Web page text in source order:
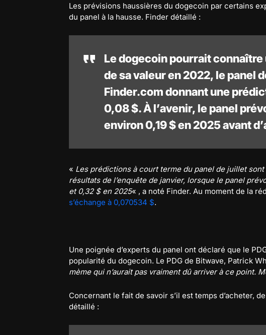
Les prévisions haussières du dogecoin par certains
du panel à la hausse. Finder détaillé :
Le dogecoin pourrait
de sa valeur en 2022, le panel
Finder.com donnant une
0,08 $. À l’avenir, le panel
environ 0,19 $ en 2025 avant
« Les prédictions à court terme du panel de juillet
résultats de l’enquête de janvier, lorsque le panel
et 0,32 $ en 2025« , a noté Finder. Au moment de la
s’échange à 0,070534 $.
Une poignée d’experts du panel ont déclaré que le
popularité du dogecoin. Le PDG de Bitwave, Patrick
mème qui n’aurait pas vraiment dû arriver à ce point.
Concernant le fait de savoir s’il est temps d’acheter,
détaillé :